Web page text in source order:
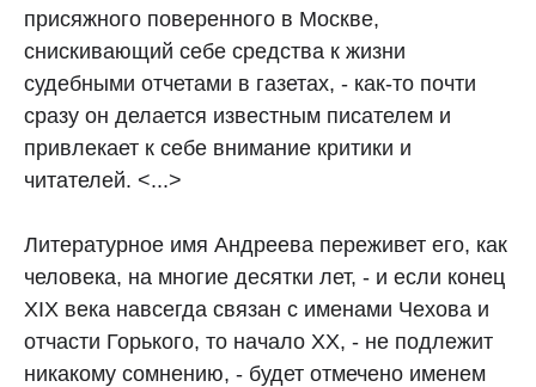
присяжного поверенного в Москве,
снискивающий себе средства к жизни
судебными отчетами в газетах, - как-то почти
сразу он делается известным писателем и
привлекает к себе внимание критики и
читателей. <...>
Литературное имя Андреева переживет его, как
человека, на многие десятки лет, - и если конец
XIX века навсегда связан с именами Чехова и
отчасти Горького, то начало XX, - не подлежит
никакому сомнению, - будет отмечено именем